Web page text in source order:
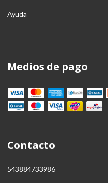
Ayuda
Medios de pago
Contacto
543884733986